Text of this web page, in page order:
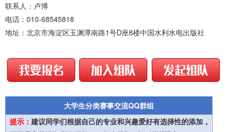
联系人：卢博
电话：010-68545818
地址：北京市海淀区玉渊潭南路1号D座8楼中国水利水电出版社
大学生分类赛事交流QQ群组
提示： 建议同学们根据自己的专业和兴趣爱好有选择性的添加，